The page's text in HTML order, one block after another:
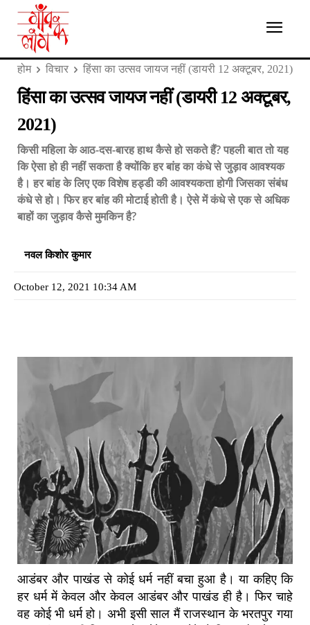
होम विचार हिंसा का उत्सव जायज नहीं (डायरी 12 अक्टूबर, 2021)
हिंसा का उत्सव जायज नहीं (डायरी 12 अक्टूबर,
2021)
किसी महिला के आठ-दस-बारह हाथ कैसे हो सकते हैं? पहली बात तो यह
कि ऐसा हो ही नहीं सकता है क्योंकि हर बांह का कंधे से जुड़ाव आवश्यक
है। हर बांह के लिए एक विशेष हड्डी की आवश्यकता होगी जिसका संबंध
कंधे से हो। फिर हर बांह की मोटाई होती है। ऐसे में कंधे से एक से अधिक
बाहों का जुड़ाव कैसे मुमकिन है?
नवल किशोर कुमार
October 12, 2021 10:34 AM
आडंबर और पाखंड से कोई धर्म नहीं बचा हुआ है। या कहिए कि
हर धर्म में केवल और केवल आडंबर और पाखंड ही है। फिर चाहे
वह कोई भी धर्म हो। अभी इसी साल मैं राजस्थान के भरतपुर गया